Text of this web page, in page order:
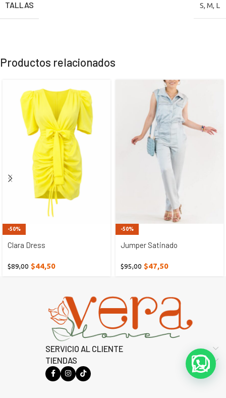
TALLAS S, M, L
Productos relacionados
-50%
Clara Dress
$89,00 $44,50
-50%
Jumper Satinado
$95,00 $47,50
SERVICIO AL CLIENTE
TIENDAS